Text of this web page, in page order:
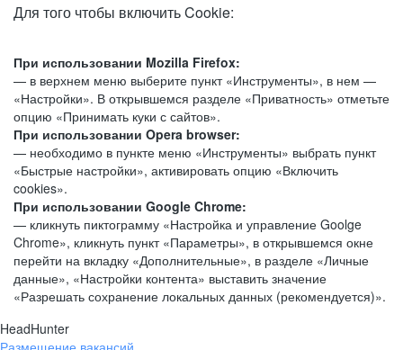
Для того чтобы включить Cookie:
При использовании Mozilla Firefox:
— в верхнем меню выберите пункт «Инструменты», в нем —
«Настройки». В открывшемся разделе «Приватность» отметьте
опцию «Принимать куки с сайтов».
При использовании Opera browser:
— необходимо в пункте меню «Инструменты» выбрать пункт
«Быстрые настройки», активировать опцию «Включить
cookies».
При использовании Google Chrome:
— кликнуть пиктограмму «Настройка и управление Goolge
Chrome», кликнуть пункт «Параметры», в открывшемся окне
перейти на вкладку «Дополнительные», в разделе «Личные
данные», «Настройки контента» выставить значение
«Разрешать сохранение локальных данных (рекомендуется)».
HeadHunter
Размещение вакансий